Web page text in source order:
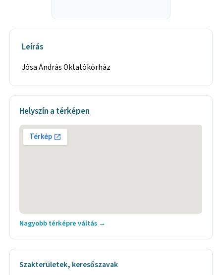
Leírás
Jósa András Oktatókórház
Helyszín a térképen
Nagyobb térképre váltás →
Szakterületek, keresőszavak